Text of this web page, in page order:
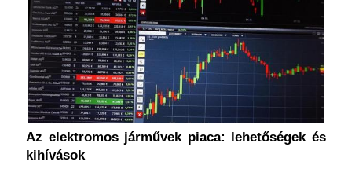
Az elektromos járművek piaca: lehetőségek és
kihívások